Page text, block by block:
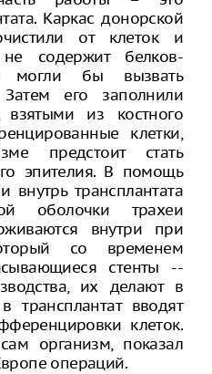
Каркас донорской
от клеток и
содержит белков-
могли бы вызвать
его заполнили
взятыми из костного
клетки,
предстоит стать
эпителия. В помощь
внутрь трансплантата
оболочки трахеи
внутри при
со временем
стенты --
их делают в
трансплантат вводят
клеток.
организм, показал
операций.